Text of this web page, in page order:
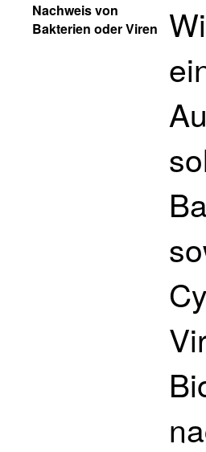
Nachweis von
Bakterien oder Viren